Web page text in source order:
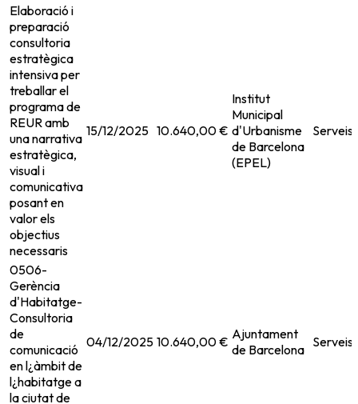
Elaboració i
preparació
consultoria
estratègica
intensiva per
treballar el
programa de
REUR amb
una narrativa
estratègica,
visual i
comunicativa
posant en
valor els
objectius
necessaris
15/12/2025 10.640,00 €
Institut
Municipal
d'Urbanisme
de Barcelona
(EPEL)
Serveis
0506-
Gerència
d'Habitatge-
Consultoria
de
comunicació
en l¿àmbit de
l¿habitatge a
la ciutat de
04/12/2025 10.640,00 € Ajuntament
de Barcelona Serveis